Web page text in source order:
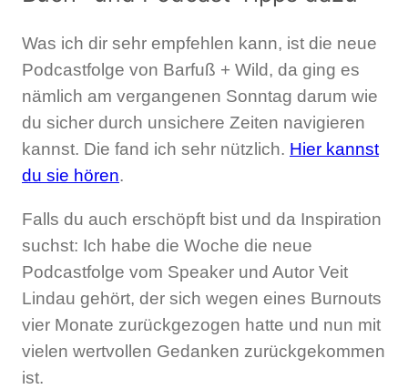
Was ich dir sehr empfehlen kann, ist die neue
Podcastfolge von Barfuß + Wild, da ging es
nämlich am vergangenen Sonntag darum wie
du sicher durch unsichere Zeiten navigieren
kannst. Die fand ich sehr nützlich. Hier kannst
du sie hören.
Falls du auch erschöpft bist und da Inspiration
suchst: Ich habe die Woche die neue
Podcastfolge vom Speaker und Autor Veit
Lindau gehört, der sich wegen eines Burnouts
vier Monate zurückgezogen hatte und nun mit
vielen wertvollen Gedanken zurückgekommen
ist.